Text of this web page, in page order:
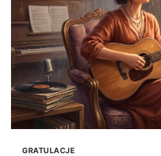
GRATULACJE